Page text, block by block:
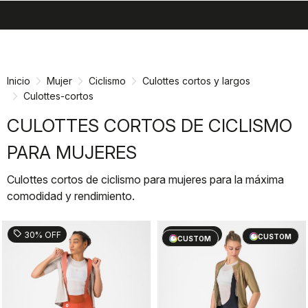
navegación
Inicio Mujer Ciclismo
Culottes cortos y largos
Culottes-cortos
CULOTTES CORTOS DE CICLISMO
PARA MUJERES
Culottes cortos de ciclismo para mujeres para la máxima
comodidad y rendimiento.
sell 30% OFF CUSTOM
sell30% OFF
CUSTOM